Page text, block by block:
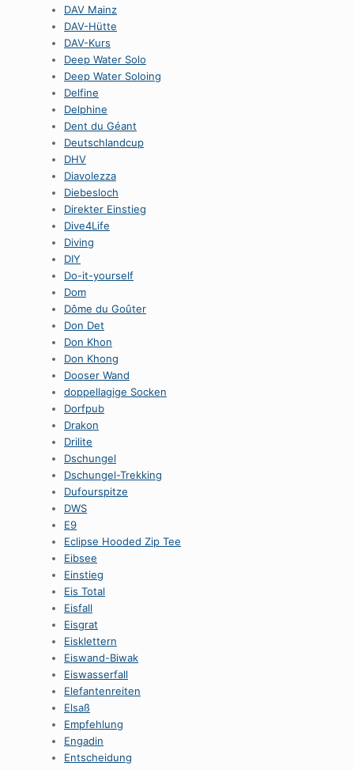
DAV Mainz
DAV-Hütte
DAV-Kurs
Deep Water Solo
Deep Water Soloing
Delfine
Delphine
Dent du Géant
Deutschlandcup
DHV
Diavolezza
Diebesloch
Direkter Einstieg
Dive4Life
Diving
DIY
Do-it-yourself
Dom
Dôme du Goûter
Don Det
Don Khon
Don Khong
Dooser Wand
doppellagige Socken
Dorfpub
Drakon
Drilite
Dschungel
Dschungel-Trekking
Dufourspitze
DWS
E9
Eclipse Hooded Zip Tee
Eibsee
Einstieg
Eis Total
Eisfall
Eisgrat
Eisklettern
Eiswand-Biwak
Eiswasserfall
Elefantenreiten
Elsaß
Empfehlung
Engadin
Entscheidung